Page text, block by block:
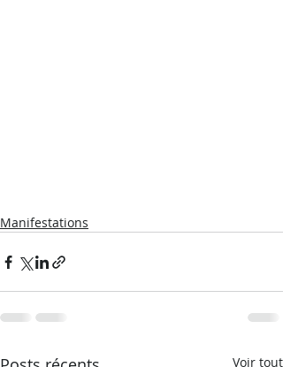
Manifestations
Voir tout